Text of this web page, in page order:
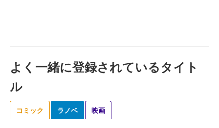
よく一緒に登録されているタイト
ル
コミック ラノベ 映画